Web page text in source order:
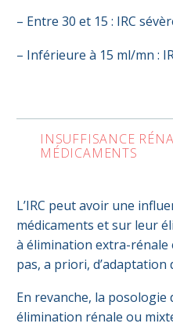
– Entre 30 et 15 : IRC
– Inférieure à 15 ml/mn :
INSUFFISANCE
MÉDICAMENTS
L’IRC peut avoir une
médicaments et sur leur
à élimination extra-rénale
pas, a priori, d’adaptation
En revanche, la posologie
élimination rénale ou